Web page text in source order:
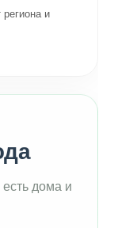
региона и
дома и